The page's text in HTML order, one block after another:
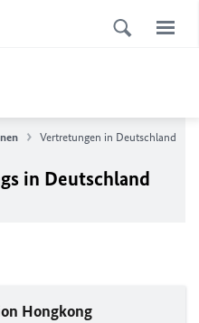
Vertretungen in Deutschland
in Deutschland
Hongkong